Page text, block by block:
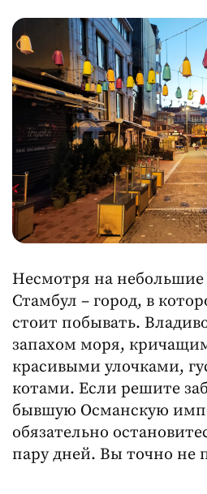
Несмотря на
Стамбул – город, в
стоит побывать.
запахом моря,
красивыми улочками,
котами. Если решите
бывшую Османскую
обязательно
пару дней. Вы точно не